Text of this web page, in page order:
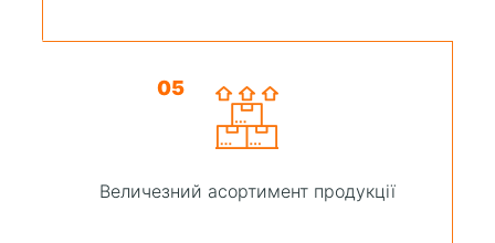
05
Величезний асортимент продукції